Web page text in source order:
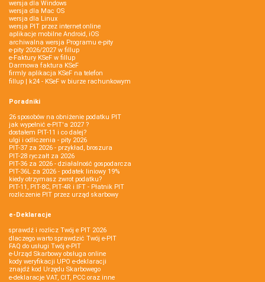
wersja dla Windows
wersja dla Mac OS
wersja dla Linux
wersja PIT przez internet online
aplikacje mobilne Android, iOS
archiwalna wersja Programu e-pity
e-pity 2026/2027 w fillup
e‑Faktury KSeF w fillup
Darmowa faktura KSeF
firmly aplikacja KSeF na telefon
fillup | k24 - KSeF w biurze rachunkowym
Poradniki
26 sposobów na obniżenie podatku PIT
jak wypełnić e-PIT'a 2027 ?
dostałem PIT-11 i co dalej?
ulgi i odliczenia - pity 2026
PIT-37 za 2026 - przykład, broszura
PIT-28 ryczałt za 2026
PIT-36 za 2026 - działalność gospodarcza
PIT-36L za 2026 - podatek liniowy 19%
kiedy otrzymasz zwrot podatku?
PIT-11, PIT-8C, PIT-4R i IFT - Płatnik PIT
rozliczenie PIT przez urząd skarbowy
e-Deklaracje
sprawdź i rozlicz Twój e PIT 2026
dlaczego warto sprawdzić Twój e-PIT
FAQ do usługi Twój e-PIT
e-Urząd Skarbowy obsługa online
kody weryfikacji UPO e-deklaracji
znajdź kod Urzędu Skarbowego
e-deklaracje VAT, CIT, PCC oraz inne